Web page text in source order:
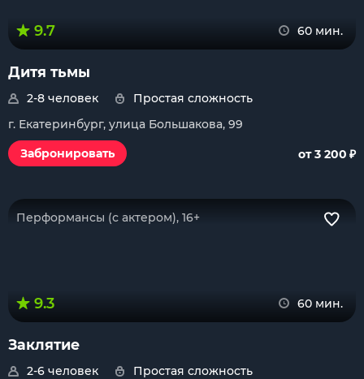
9.7 60 мин.
Дитя тьмы
2-8 человек
Простая сложность
г. Екатеринбург, улица Большакова, 99
Забронировать
от 3 200 ₽
Перформансы (с актером), 16+
9.3 60 мин.
Заклятие
2-6 человек
Простая сложность